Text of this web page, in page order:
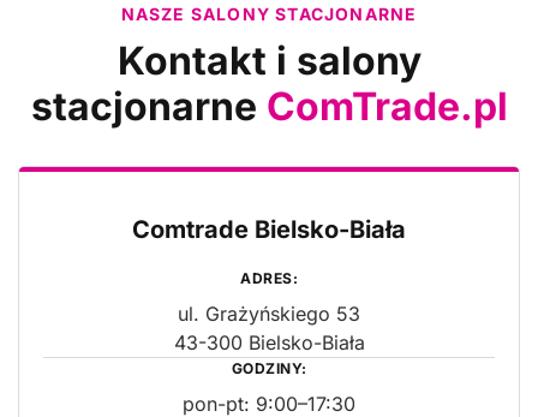
NASZE SALONY STACJONARNE
Kontakt i salony
stacjonarne ComTrade.pl
Comtrade Bielsko-Biała
ADRES:
ul. Grażyńskiego 53
43-300 Bielsko-Biała
GODZINY:
pon-pt: 9:00–17:30